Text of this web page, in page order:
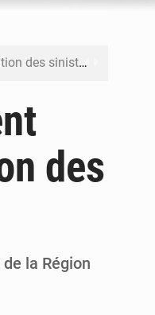
des sinistres
à Lomé
la valeur
des
la Région